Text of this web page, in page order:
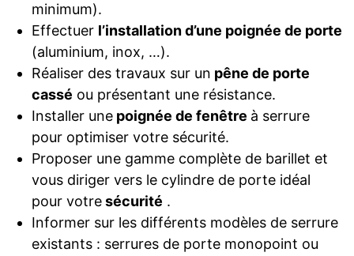
minimum).
Effectuer l’installation d’une poignée de porte
(aluminium, inox, …).
Réaliser des travaux sur un pêne de porte
cassé ou présentant une résistance.
Installer unepoignée de fenêtre à serrure
pour optimiser votre sécurité.
Proposer une gamme complète de barillet et
vous diriger vers le cylindre de porte idéal
pour votresécurité .
Informer sur les différents modèles de serrure
existants : serrures de porte monopoint ou